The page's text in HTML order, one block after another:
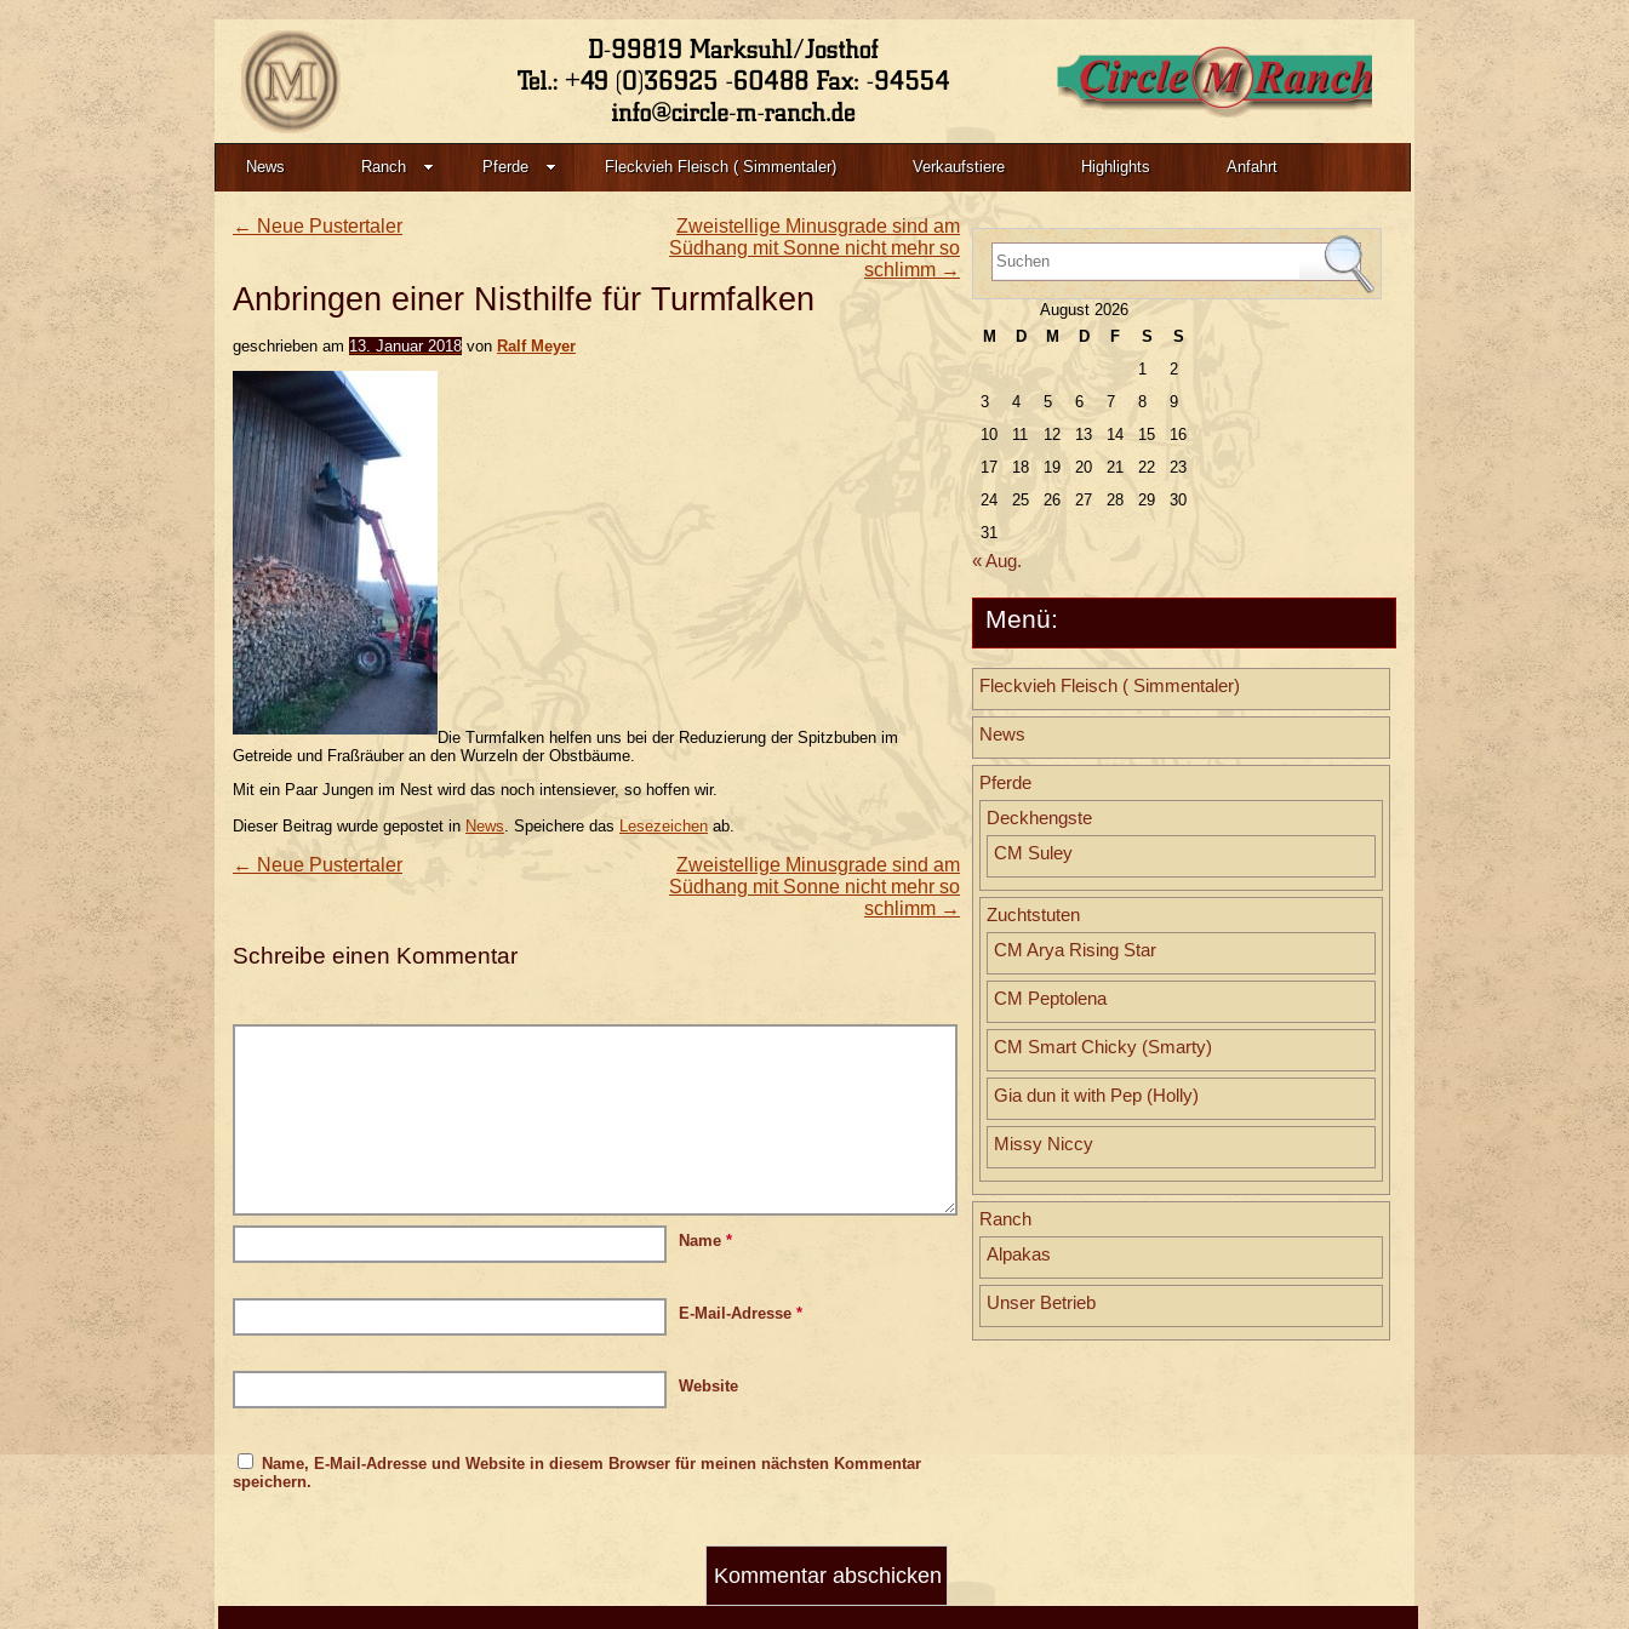
Main menu
News Ranch Pferde Fleckvieh Fleisch ( Simmentaler) Verkaufstiere Highlights Anfahrt
Post navigation
← Neue Pustertaler
Zweistellige Minusgrade sind am
Südhang mit Sonne nicht mehr so
schlimm →
Anbringen einer Nisthilfe für Turmfalken
geschrieben am 13. Januar 2018 von Ralf Meyer
Die Turmfalken helfen uns bei der Reduzierung der Spitzbuben im
Getreide und Fraßräuber an den Wurzeln der Obstbäume.
Mit ein Paar Jungen im Nest wird das noch intensiever, so hoffen wir.
Dieser Beitrag wurde gepostet in News. Speichere das Lesezeichen ab.
Post navigation
← Neue Pustertaler
Zweistellige Minusgrade sind am
Südhang mit Sonne nicht mehr so
schlimm →
Schreibe einen Kommentar
Name *
E-Mail-Adresse *
Website
Name, E-Mail-Adresse und Website in diesem Browser für meinen nächsten Kommentar
speichern.
August 2026
M
D M D F S
S
1
2
3
4 5 6 7 8
9
10
11 12 13 14 15
16
17
18 19 20 21 22
23
24
25 26 27 28 29
30
31
« Aug.
Menü:
Fleckvieh Fleisch ( Simmentaler)
News
Pferde
Deckhengste
CM Suley
Zuchtstuten
CM Arya Rising Star
CM Peptolena
CM Smart Chicky (Smarty)
Gia dun it with Pep (Holly)
Missy Niccy
Ranch
Alpakas
Unser Betrieb